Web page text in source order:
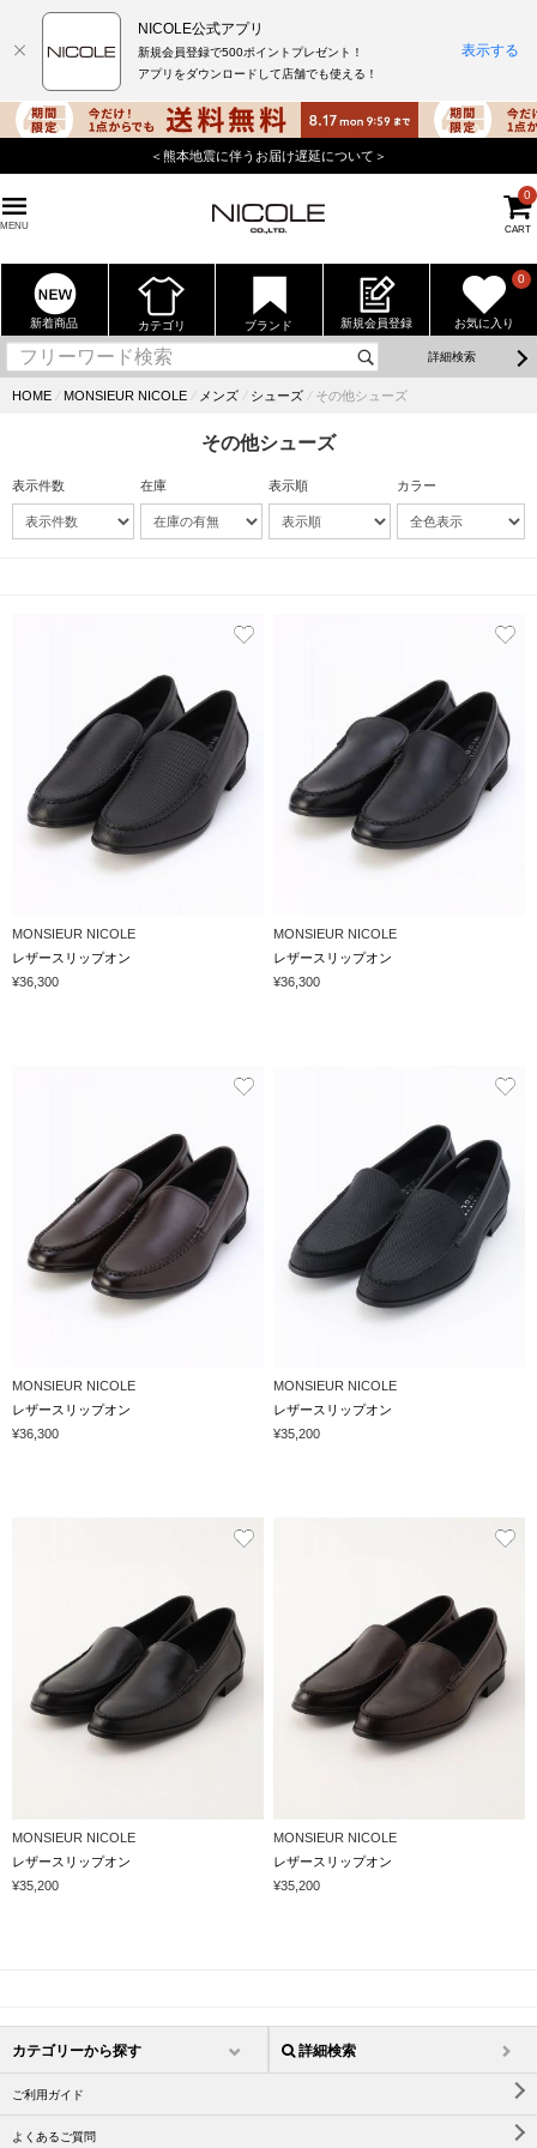
＜熊本地震に伴うお届け遅延について＞
MENU CART
0
新着商品 カテゴリ ブランド 新規会員登録 お気に入り
0
詳細検索
HOME ⁄ MONSIEUR NICOLE ⁄ メンズ ⁄ シューズ ⁄ その他シューズ
その他シューズ
表示件数 在庫 表示順 カラー
MONSIEUR NICOLE
レザースリップオン
¥36,300
MONSIEUR NICOLE
レザースリップオン
¥36,300
MONSIEUR NICOLE
レザースリップオン
¥36,300
MONSIEUR NICOLE
レザースリップオン
¥35,200
MONSIEUR NICOLE
レザースリップオン
¥35,200
MONSIEUR NICOLE
レザースリップオン
¥35,200
カテゴリーから探す 詳細検索
ご利用ガイド
よくあるご質問
NICOLE公式アプリ
新規会員登録で500ポイントプレゼント！
アプリをダウンロードして店舗でも使える！
表示する